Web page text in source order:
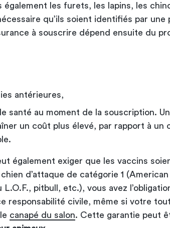
également les furets, les lapins, les
qu’ils soient identifiés par une
à souscrire dépend ensuite du
antérieures,
santé au moment de la souscription.
un coût plus élevé, par rapport à un
également exiger que les vaccins
d’attaque de catégorie 1
L.O.F., pitbull, etc.), vous avez
responsabilité civile, même si votre
canapé du salon. Cette garantie peut